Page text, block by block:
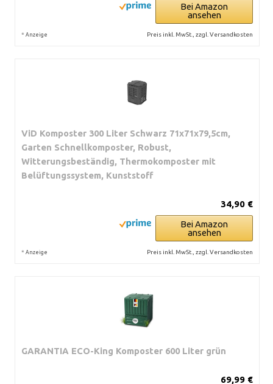
Bei Amazon
ansehen
* Anzeige Preis inkl. MwSt., zzgl. Versandkosten
ViD Komposter 300 Liter Schwarz 71x71x79,5cm,
Garten Schnellkomposter, Robust,
Witterungsbeständig, Thermokomposter mit
Belüftungssystem, Kunststoff
34,90 €
Bei Amazon
ansehen
* Anzeige Preis inkl. MwSt., zzgl. Versandkosten
GARANTIA ECO-King Komposter 600 Liter grün
69,99 €